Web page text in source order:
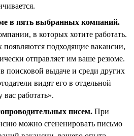
в пять выбранных компаний.
в которых хотите работать.
появляются подходящие вакансии,
отправляет им ваше резюме.
поисковой выдаче и среди других
видят его в отдельной
вас работать».
писем. При
можно сгененировать письмо